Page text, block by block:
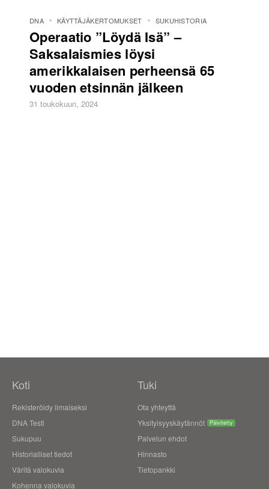
DNA KÄYTTÄJÄKERTOMUKSET SUKUHISTORIA
Operaatio ”Löydä Isä” –
Saksalaismies löysi
amerikkalaisen perheensä 65
vuoden etsinnän jälkeen
31 toukokuun, 2024
Koti
Rekisteröidy ilmaiseksi
DNA Testi
Sukupuu
Historialliset tiedot
Väritä valokuvia
Kohenna valokuvia
Tuki
Ota yhteyttä
Yksityisyyskäytännöt
Päivitetty
Palvelun ehdot
Hinnasto
Tietopankki